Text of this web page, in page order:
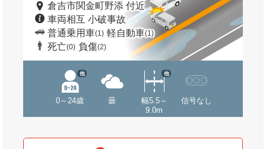
倉吉市関金町野添 付近
車両相互 小破事故
普通乗用車(1) 軽自動車(1)
死亡(0) 負傷(2)
0～24歳
他
曇
幅5.5～
9.0m
他
信号なし